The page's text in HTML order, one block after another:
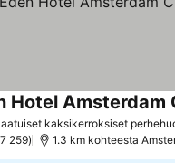
kaksikerroksiset
Hotel Amsterdam
259 1.3 km kohteesta